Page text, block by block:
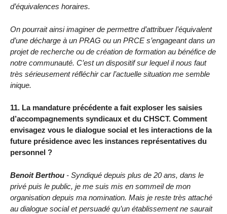
d’équivalences horaires.
On pourrait ainsi imaginer de permettre d’attribuer l’équivalent
d’une décharge à un PRAG ou un PRCE s’engageant dans un
projet de recherche ou de création de formation au bénéfice de
notre communauté. C’est un dispositif sur lequel il nous faut
très sérieusement réfléchir car l’actuelle situation me semble
inique.
11. La mandature précédente a fait exploser les saisies
d’accompagnements syndicaux et du CHSCT. Comment
envisagez vous le dialogue social et les interactions de la
future présidence avec les instances représentatives du
personnel ?
Benoit Berthou - Syndiqué depuis plus de 20 ans, dans le
privé puis le public, je me suis mis en sommeil de mon
organisation depuis ma nomination. Mais je reste très attaché
au dialogue social et persuadé qu’un établissement ne saurait